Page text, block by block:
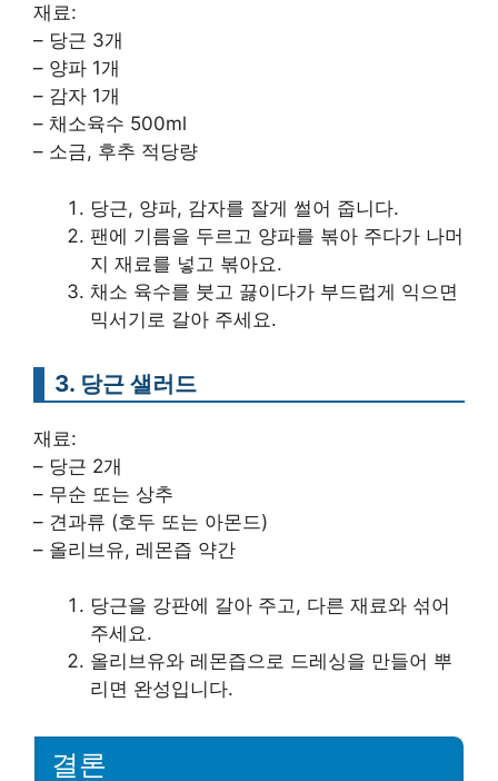
재료:
– 당근 3개
– 양파 1개
– 감자 1개
– 채소육수 500ml
– 소금, 후추 적당량
당근, 양파, 감자를 잘게 썰어 줍니다.
팬에 기름을 두르고 양파를 볶아 주다가 나머
지 재료를 넣고 볶아요.
채소 육수를 붓고 끓이다가 부드럽게 익으면
믹서기로 갈아 주세요.
3. 당근 샐러드
재료:
– 당근 2개
– 무순 또는 상추
– 견과류 (호두 또는 아몬드)
– 올리브유, 레몬즙 약간
당근을 강판에 갈아 주고, 다른 재료와 섞어
주세요.
올리브유와 레몬즙으로 드레싱을 만들어 뿌
리면 완성입니다.
결론